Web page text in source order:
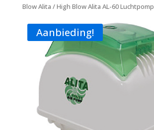
Blow Alita / High Blow Alita AL-60 Luchtpomp
Aanbieding!